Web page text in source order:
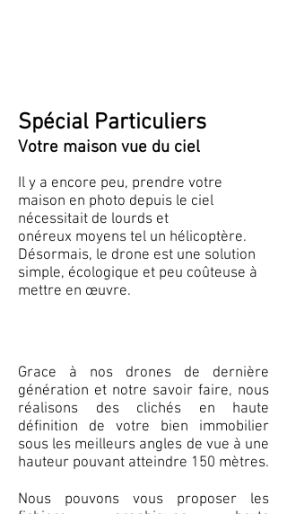
Spécial Particuliers
Votre maison vue du ciel
Il y a encore peu, prendre votre
maison en photo depuis le ciel
nécessitait de lourds et
onéreux moyens tel un hélicoptère.
Désormais, le drone est une solution
simple, écologique et peu coûteuse à
mettre en œuvre.
Grace à nos drones de dernière
génération et notre savoir faire, nous
réalisons des clichés en haute
définition de votre bien immobilier
sous les meilleurs angles de vue à une
hauteur pouvant atteindre 150 mètres.
Nous pouvons vous proposer les